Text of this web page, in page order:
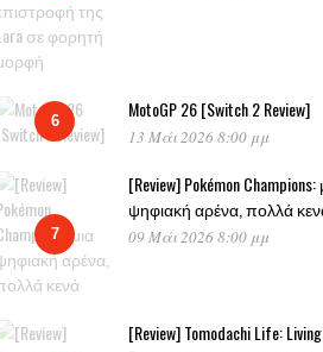
6 MotoGP 26 [Switch 2 Review]
13 Μάι 2026 8:00 μμ
7
[Review] Pokémon Champions:
ψηφιακή αρένα, πολλά
09 Μάι 2026 8:00 μμ
[Review] Tomodachi Life: